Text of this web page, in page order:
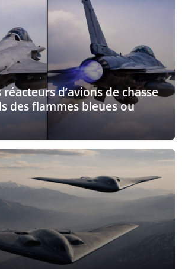
d’avions de chasse
des flammes bleues ou